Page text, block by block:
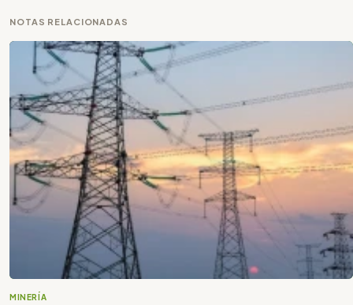
NOTAS RELACIONADAS
MINERÍA